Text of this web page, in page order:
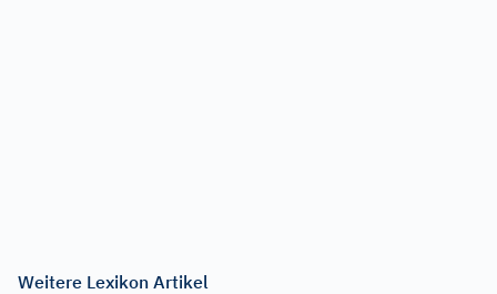
Weitere Lexikon Artikel